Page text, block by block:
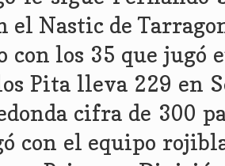
el Nastic de
con los 35 que jugó
Pita lleva 229 en
cifra de 300
con el equipo